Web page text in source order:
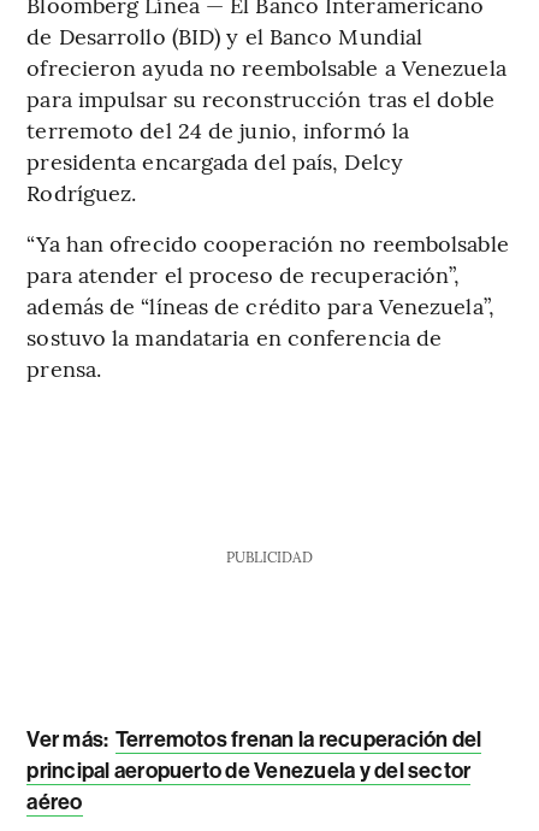
de Desarrollo (BID) y el Banco Mundial
ofrecieron ayuda no reembolsable a Venezuela
para impulsar su reconstrucción tras el doble
terremoto del 24 de junio, informó la
presidenta encargada del país, Delcy
Rodríguez.
“Ya han ofrecido cooperación no reembolsable
para atender el proceso de recuperación”,
además de “líneas de crédito para Venezuela”,
sostuvo la mandataria en conferencia de
prensa.
PUBLICIDAD
Ver más: Terremotos frenan la recuperación del
principal aeropuerto de Venezuela y del sector
aéreo